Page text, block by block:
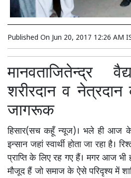
Published On Jun 20, 2017 12:26 AM
मानवताजितेन्द्र
शरीरदान व
जागरूक
हिसार(सच कहूँ न्यूज)। भले ही आज के
इन्सान जहां स्वार्थी होता जा रहा है।
प्राप्ति के लिए रह गए हैं। मगर आज
मौजूद हैं जो समाज के ऐसे परिदृश्य में